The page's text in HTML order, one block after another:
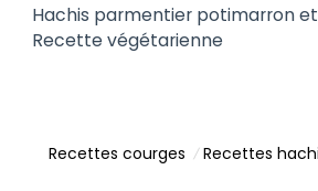
Hachis parmentier potimarron
Recette végétarienne
Recettes courges Recettes